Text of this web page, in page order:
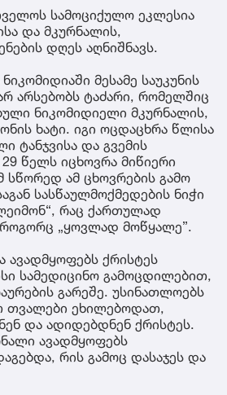
სამოციქულო ეკლესია
და მკურნალის,
დღეს აღნიშნავს.
მესამე საუკუნის
არსებობს ტაძარი, რომელშიც
ნიკომიდიელი მკურნალის,
ხატი. იგი ოცდაცხრა წლისა
ტანჯვისა და გვემის
წელს იცხოვრა მიწიერი
სწორედ ამ ცხოვრების გამო
სასწაულმოქმედების ნიჭი
რაც ქართულად
როგორც „ყოვლად მოწყალე”.
ავადმყოფებს ქრისტეს
სამედიცინო გამოცდილებით,
გარეშე. უსინათლოებს
თვალები ეხილებოდათ,
და ადიდებდნენ ქრისტეს.
ავადმყოფებს
რის გამოც დასაჯეს და